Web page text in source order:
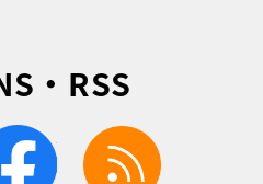
・RSS
facebook